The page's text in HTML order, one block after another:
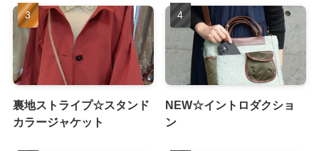
裏地ストライプ☆スタンド
カラージャケット
NEW☆イントロダクショ
ン